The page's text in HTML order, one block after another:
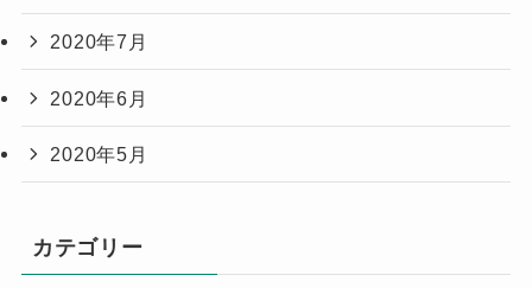
2020年7月
2020年6月
2020年5月
カテゴリー